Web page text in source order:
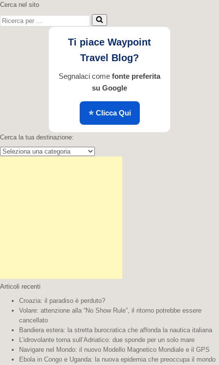
Cerca nel sito
Ricerca
per
Ti piace Waypoint
Travel Blog?
Segnalaci come fonte preferita
su Google
⭐ Clicca Qui
Cerca la tua destinazione:
Cerca
Articoli recenti
Croazia: il paradiso è perduto?
Volare: attenzione alla “No Show Rule”, il ritorno potrebbe essere
cancellato
Bandiera estera: la stretta burocratica che affonda la nautica italiana
L’idrovolante torna sull’Adriatico: due sponde per un solo mare
Navigare nel Mondo: il nuovo Modello Magnetico Mondiale e il GPS
Ebola in Congo e Uganda: la nuova epidemia che preoccupa il mondo